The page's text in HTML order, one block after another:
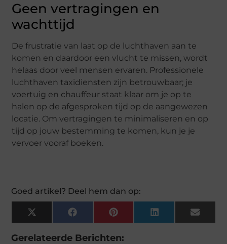
Geen vertragingen en
wachttijd
De frustratie van laat op de luchthaven aan te
komen en daardoor een vlucht te missen, wordt
helaas door veel mensen ervaren. Professionele
luchthaven taxidiensten zijn betrouwbaar; je
voertuig en chauffeur staat ​​klaar om je op te
halen op de afgesproken tijd op de aangewezen
locatie. Om vertragingen te minimaliseren en op
tijd op jouw bestemming te komen, kun je je
vervoer vooraf boeken.
Goed artikel? Deel hem dan op:
X
(Twitter)
Facebook Pinterest LinkedIn Email
Gerelateerde Berichten: